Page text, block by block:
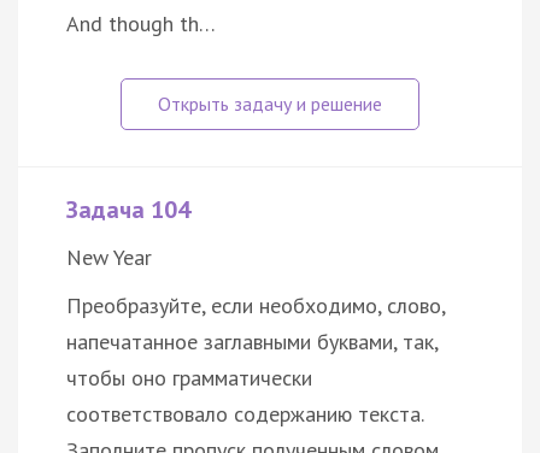
And though th…
Задача 104
New Year
Преобразуйте, если необходимо, слово,
напечатанное заглавными буквами, так,
чтобы оно грамматически
соответствовало содержанию текста.